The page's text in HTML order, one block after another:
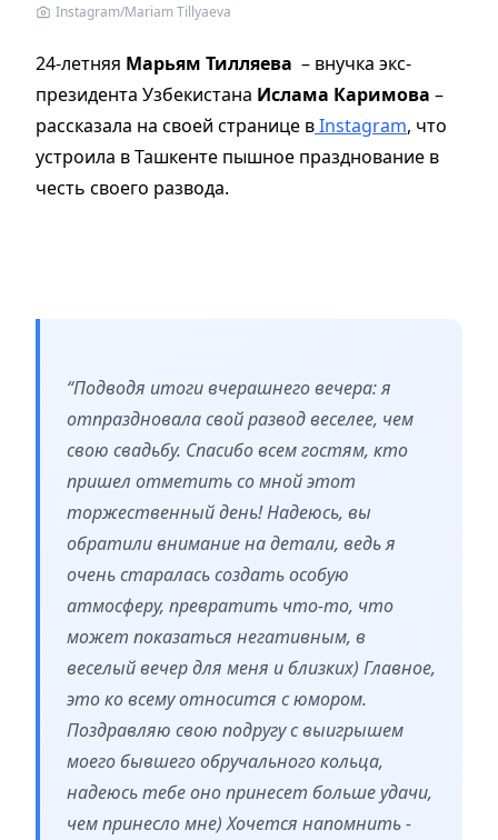
Instagram/Mariam Tillyaeva
24-летняя Марьям Тилляева – внучка экс-
президента Узбекистана Ислама Каримова –
рассказала на своей странице вInstagram, что
устроила в Ташкенте пышное празднование в
честь своего развода.
“Подводя итоги вчерашнего вечера: я
отпраздновала свой развод веселее, чем
свою свадьбу. Спасибо всем гостям, кто
пришел отметить со мной этот
торжественный день! Надеюсь, вы
обратили внимание на детали, ведь я
очень старалась создать особую
атмосферу, превратить что-то, что
может показаться негативным, в
веселый вечер для меня и близких) Главное,
это ко всему относится с юмором.
Поздравляю свою подругу с выигрышем
моего бывшего обручального кольца,
надеюсь тебе оно принесет больше удачи,
чем принесло мне) Хочется напомнить -